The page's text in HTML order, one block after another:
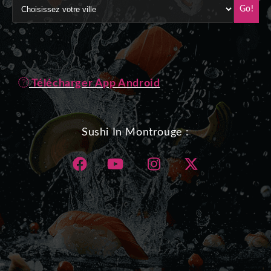
Go!
Télécharger App Android
Sushi In Montrouge :